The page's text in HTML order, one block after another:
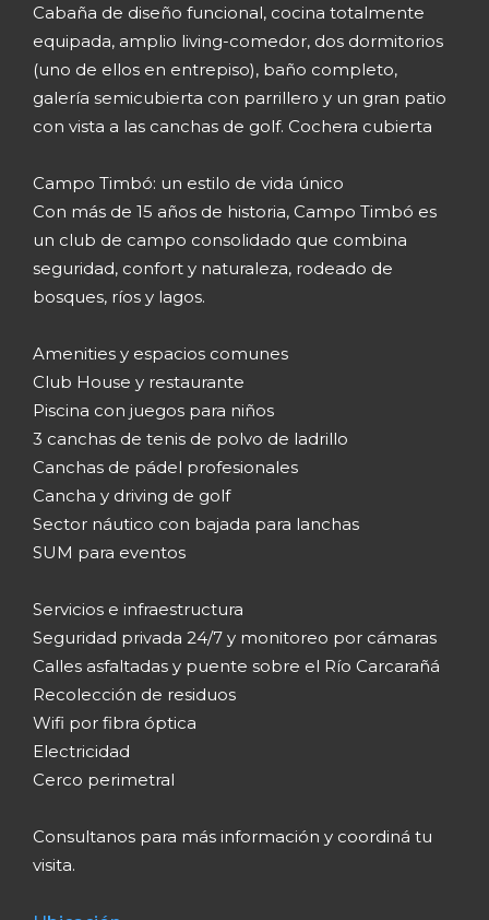
Cabaña de diseño funcional, cocina totalmente
equipada, amplio living-comedor, dos dormitorios
(uno de ellos en entrepiso), baño completo,
galería semicubierta con parrillero y un gran patio
con vista a las canchas de golf. Cochera cubierta
Campo Timbó: un estilo de vida único
Con más de 15 años de historia, Campo Timbó es
un club de campo consolidado que combina
seguridad, confort y naturaleza, rodeado de
bosques, ríos y lagos.
Amenities y espacios comunes
Club House y restaurante
Piscina con juegos para niños
3 canchas de tenis de polvo de ladrillo
Canchas de pádel profesionales
Cancha y driving de golf
Sector náutico con bajada para lanchas
SUM para eventos
Servicios e infraestructura
Seguridad privada 24/7 y monitoreo por cámaras
Calles asfaltadas y puente sobre el Río Carcarañá
Recolección de residuos
Wifi por fibra óptica
Electricidad
Cerco perimetral
Consultanos para más información y coordiná tu
visita.